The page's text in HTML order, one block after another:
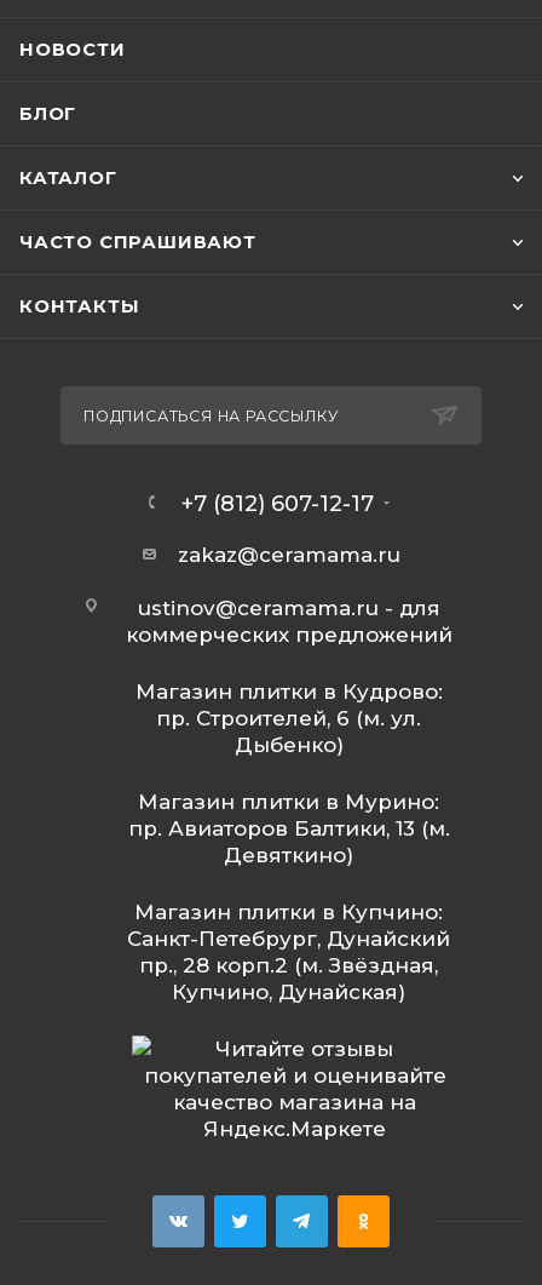
НОВОСТИ
БЛОГ
КАТАЛОГ
ЧАСТО СПРАШИВАЮТ
КОНТАКТЫ
ПОДПИСАТЬСЯ НА РАССЫЛКУ
+7 (812) 607-12-17
zakaz@ceramama.ru
ustinov@ceramama.ru - для
коммерческих предложений
Магазин плитки в Кудрово:
пр. Строителей, 6 (м. ул.
Дыбенко)
Магазин плитки в Мурино:
пр. Авиаторов Балтики, 13 (м.
Девяткино)
Магазин плитки в Купчино:
Санкт-Петебрург, Дунайский
пр., 28 корп.2 (м. Звёздная,
Купчино, Дунайская)